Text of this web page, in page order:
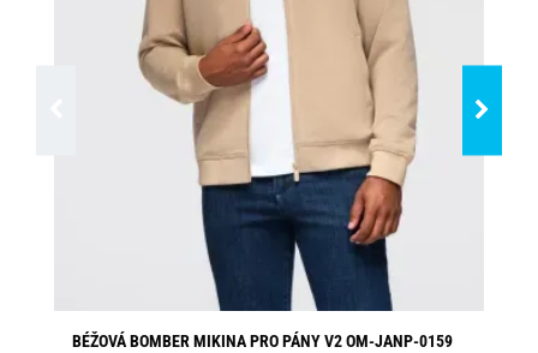
BÉŽOVÁ BOMBER MIKINA PRO PÁNY V2 OM-JANP-0159